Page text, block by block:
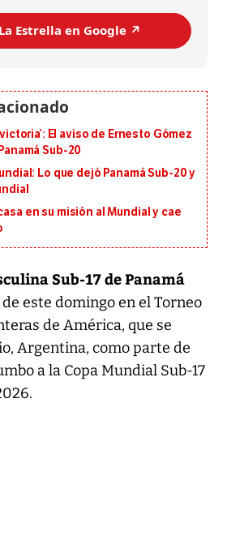
Estrella en Google ↗️
El aviso de Ernesto Gómez
Sub-20
Lo que dejó Panamá Sub-20 y
en su misión al Mundial y cae
Sub-17 de Panamá
este domingo en el Torneo
de América, que se
Argentina, como parte de
a la Copa Mundial Sub-17